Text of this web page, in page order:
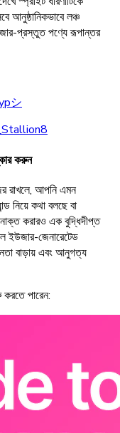
লঞ্চ
প্রস্তুত পণ্যে রূপান্তর
シ
করুন
রাখলে, আপনি এমন
নিয়ে কথা বলছে বা
করারও এক বুদ্ধিদীপ্ত
ইউজার-জেনারেটেড
বাড়ায় এবং আনুগত্য
পারেন: